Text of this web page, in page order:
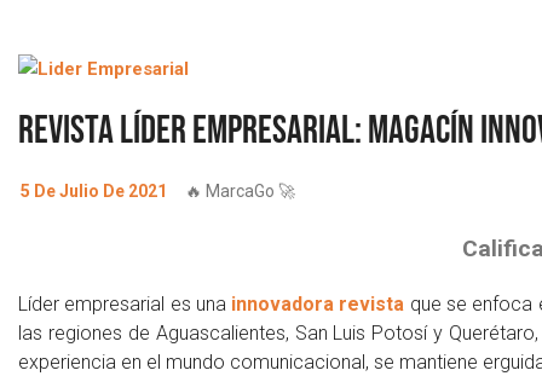
Revista líder empresarial: Magacín
5 De Julio De 2021 🔥 MarcaGo 🚀
Líder empresarial es una innovadora revista que se enfoca
las regiones de Aguascalientes, San Luis Potosí y
experiencia en el mundo comunicacional, se mantiene